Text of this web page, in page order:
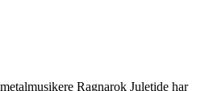
Ragnarok Juletide har